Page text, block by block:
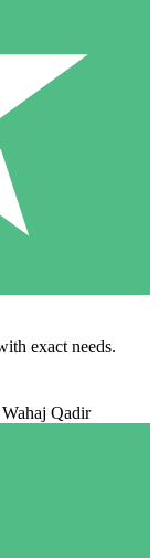
exact needs.
Qadir